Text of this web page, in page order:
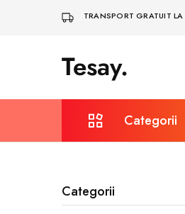
TRANSPORT GRATUIT
Tesay.
Tesay
Premium Categorii
Covorașe auto
Categorii